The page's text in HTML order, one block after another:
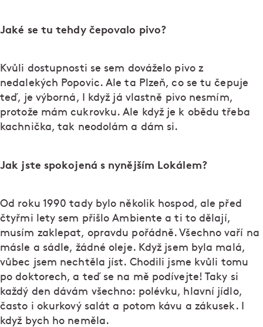
Jaké se tu tehdy čepovalo pivo?
Kvůli dostupnosti se sem dováželo pivo z
nedalekých Popovic. Ale ta Plzeň, co se tu čepuje
teď, je výborná, I když já vlastně pivo nesmím,
protože mám cukrovku. Ale když je k obědu třeba
kachnička, tak neodolám a dám si.
Jak jste spokojená s nynějším Lokálem?
Od roku 1990 tady bylo několik hospod, ale před
čtyřmi lety sem přišlo Ambiente a ti to dělají,
musím zaklepat, opravdu pořádně. Všechno vaří na
másle a sádle, žádné oleje. Když jsem byla malá,
vůbec jsem nechtěla jíst. Chodili jsme kvůli tomu
po doktorech, a teď se na mě podívejte! Taky si
každý den dávám všechno: polévku, hlavní jídlo,
často i okurkový salát a potom kávu a zákusek. I
když bych ho neměla.